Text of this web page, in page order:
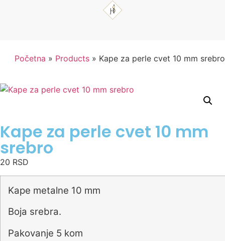
Početna » Products » Kape za perle cvet 10 mm srebro
Kape za perle cvet 10 mm
srebro
20 RSD
Kape metalne 10 mm
Boja srebra.
Pakovanje 5 kom